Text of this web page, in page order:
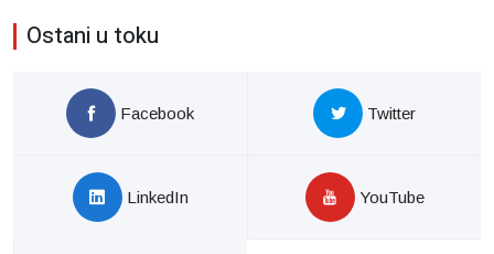
Ostani u toku
Facebook Twitter
LinkedIn YouTube